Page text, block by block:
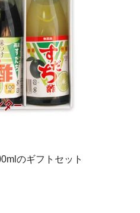
のギフトセット